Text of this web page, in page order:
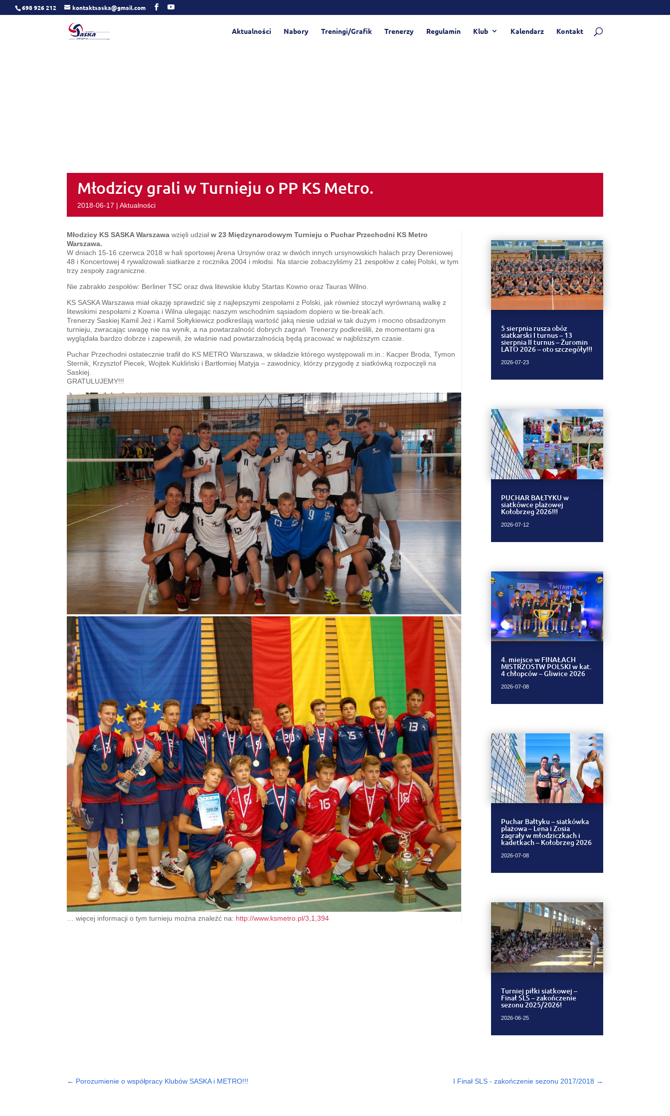
698 926 212 kontaktsaska@gmail.com
Aktualności Nabory Treningi/Grafik Trenerzy Regulamin Klub Kalendarz Kontakt
Młodzicy grali w Turnieju o PP KS Metro.
2018-06-17 |Aktualności
Młodzicy KS SASKA Warszawa wzięli udziałw 23 Międzynarodowym Turnieju o Puchar Przechodni KS Metro
Warszawa.
W dniach 15-16 czerwca 2018 w hali sportowej Arena Ursynów oraz w dwóch innych ursynowskich halach przy Dereniowej
48 i Koncertowej 4 rywalizowali siatkarze z rocznika 2004 i młodsi. Na starcie zobaczyliśmy 21 zespołów z całej Polski, w tym
trzy zespoły zagraniczne.
Nie zabrakło zespołów: Berliner TSC oraz dwa litewskie kluby Startas Kowno oraz Tauras Wilno.
KS SASKA Warszawa miał okazję sprawdzić się z najlepszymi zespołami z Polski, jak również stoczył wyrównaną walkę z
litewskimi zespołami z Kowna i Wilna ulegając naszym wschodnim sąsiadom dopiero w tie-break’ach.
Trenerzy Saskiej Kamil Jeż i Kamil Sołtykiewicz podkreślają wartość jaką niesie udział w tak dużym i mocno obsadzonym
turnieju, zwracając uwagę nie na wynik, a na powtarzalność dobrych zagrań. Trenerzy podkreślili, że momentami gra
wyglądała bardzo dobrze i zapewnili, że właśnie nad powtarzalnością będą pracować w najbliższym czasie.
Puchar Przechodni ostatecznie trafił do KS METRO Warszawa, w składzie którego występowali m.in.: Kacper Broda, Tymon
Sternik, Krzysztof Piecek, Wojtek Kukliński i Bartłomiej Matyja – zawodnicy, którzy przygodę z siatkówką rozpoczęli na
Saskiej.
GRATULUJEMY!!!
… więcej informacji o tym turnieju można znaleźć na: http://www.ksmetro.pl/3,1,394
5 sierpnia rusza obóz
siatkarski I turnus – 13
sierpnia II turnus – Żuromin
LATO 2026 – oto szczegóły!!!
2026-07-23
PUCHAR BAŁTYKU w
siatkówce plażowej
Kołobrzeg 2026!!!
2026-07-12
4. miejsce w FINAŁACH
MISTRZOSTW POLSKI w kat.
4 chłopców – Gliwice 2026
2026-07-08
Puchar Bałtyku – siatkówka
plażowa – Lena i Zosia
zagrały w młodziczkach i
kadetkach – Kołobrzeg 2026
2026-07-08
Turniej piłki siatkowej –
Finał SLS – zakończenie
sezonu 2025/2026!
2026-06-25
← Porozumienie o współpracy Klubów SASKA i METRO!!! I Finał SLS - zakończenie sezonu 2017/2018 →